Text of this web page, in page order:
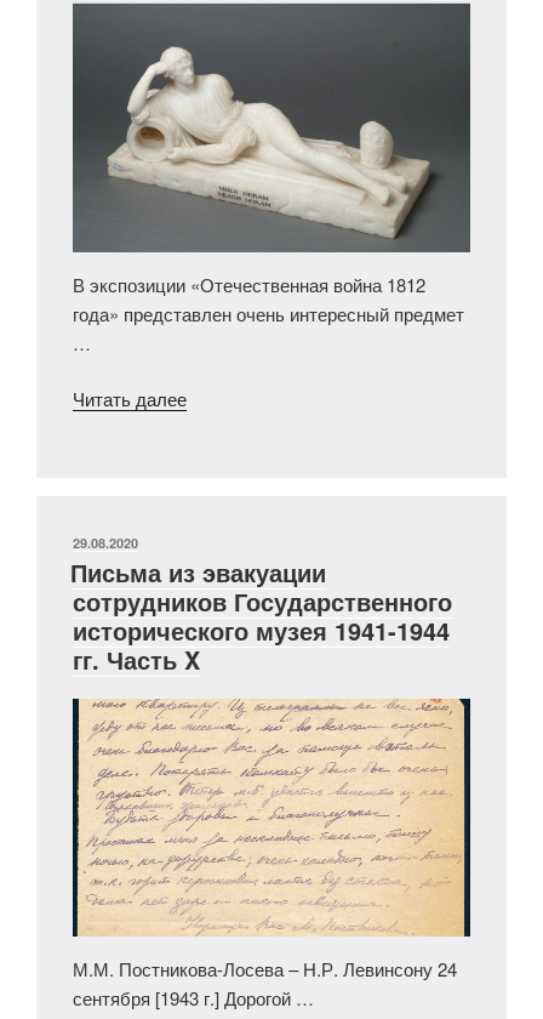
В экспозиции «Отечественная война 1812
года» представлен очень интересный предмет
…
Читать далее«Видишь
ОПУБЛИКОВАНО
29.08.2020
Письма из эвакуации
сотрудников Государственного
исторического музея 1941-1944
гг. Часть X
М.М. Постникова-Лосева – Н.Р. Левинсону 24
сентября [1943 г.] Дорогой …